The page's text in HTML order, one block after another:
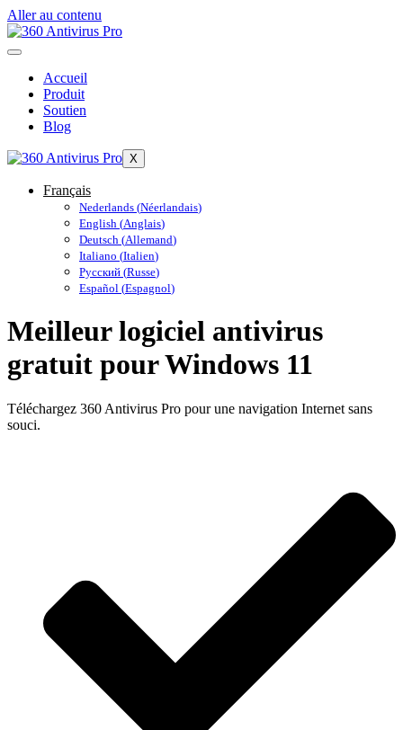
Aller au contenu
Accueil
Produit
Soutien
Blog
X
Français
Nederlands (Néerlandais)
English (Anglais)
Deutsch (Allemand)
Italiano (Italien)
Русский (Russe)
Español (Espagnol)
Meilleur logiciel antivirus
gratuit pour Windows 11
Téléchargez 360 Antivirus Pro pour une navigation Internet sans
souci.